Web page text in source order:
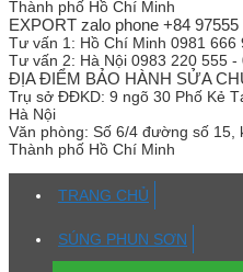
Thành phố Hồ Chí Minh
EXPORT zalo phone +84
Tư vấn 1: Hồ Chí Minh 0981 666
Tư vấn 2: Hà Nội 0983 220 555
ĐỊA ĐIỂM BẢO HÀNH SỬA
Trụ sở ĐĐKD: 9 ngõ 30 Phố Kẻ
Hà Nội
Văn phòng: Số 6/4 đường số 15,
Thành phố Hồ Chí Minh
TRANG CHỦ
SÚNG PHUN SƠN